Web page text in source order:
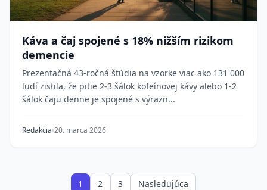
Káva a čaj spojené s 18% nižším rizikom
demencie
Prezentačná 43-ročná štúdia na vzorke viac ako 131 000
ľudí zistila, že pitie 2-3 šálok kofeínovej kávy alebo 1-2
šálok čaju denne je spojené s výrazn...
Redakcia 20. marca 2026
1 2 3 Nasledujúca